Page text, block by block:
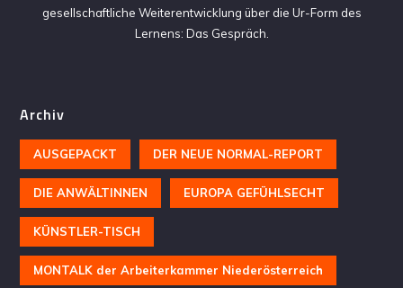
gesellschaftliche Weiterentwicklung über die Ur-Form des
Lernens: Das Gespräch.
Archiv
AUSGEPACKT DER NEUE NORMAL-REPORT
DIE ANWÄLTINNEN EUROPA GEFÜHLSECHT
KÜNSTLER-TISCH
MONTALK der Arbeiterkammer Niederösterreich